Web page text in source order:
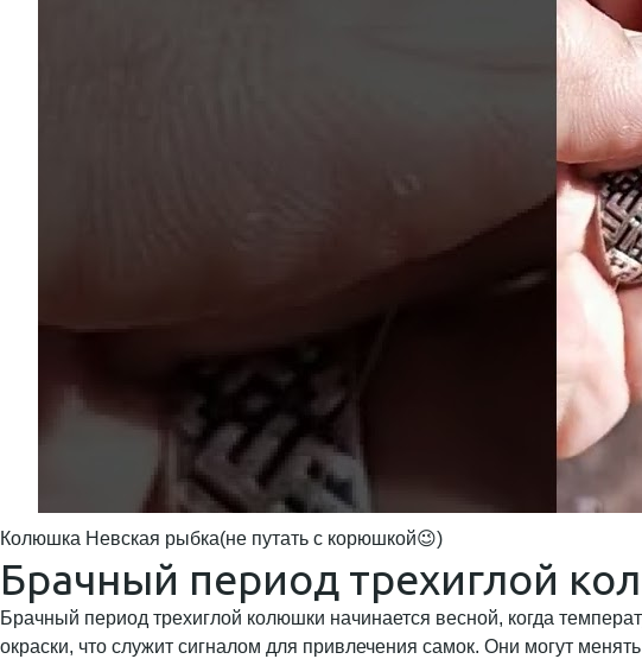
Колюшка Невская рыбка(не путать с корюшкой😉)
Брачный период трехиглой
Брачный период трехиглой колюшки начинается весной, когда
окраски, что служит сигналом для привлечения самок. Они могут